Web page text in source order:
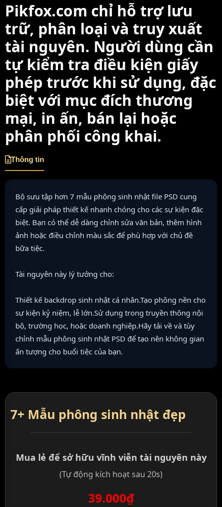
Pikfox.com chỉ hỗ trợ lưu
trữ, phân loại và truy xuất
tài nguyên. Người dùng cần
tự kiểm tra điều kiện giấy
phép trước khi sử dụng, đặc
biệt với mục đích thương
mại, in ấn, bán lại hoặc
phân phối công khai.
Thông tin
Bộ sưu tập hơn 7 mẫu phông sinh nhật file PSD cung
cấp giải pháp thiết kế nhanh chóng cho các sự kiện đặc
biệt. Bạn có thể dễ dàng chỉnh sửa văn bản, thêm hình
ảnh hoặc điều chỉnh màu sắc để phù hợp với chủ đề
bữa tiệc.
Tài nguyên này lý tưởng cho:
Thiết kế backdrop sinh nhật cá nhân.Tạo phông nền cho
sự kiện kỷ niệm, lễ lớn.Sử dụng trong truyền thông nội
bộ, trường học, hoặc doanh nghiệp.Hãy tải về và tùy
chỉnh mẫu phông sinh nhật PSD để tạo nên không gian
ấn tượng cho buổi tiệc của bạn.
7+ Mẫu phông sinh nhật đẹp
Mua lẻ để sở hữu vĩnh viễn tài nguyên này
(Tự động kích hoạt sau 20s)
39.000₫